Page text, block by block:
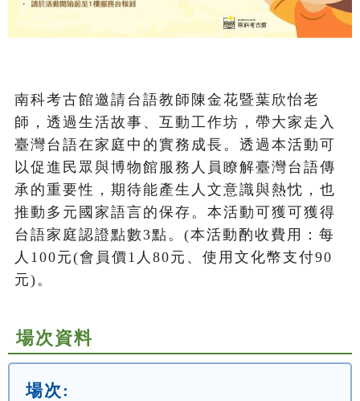
南科考古館邀請台語教師陳金花暨葉欣怡老
師，透過生活故事、互動工作坊，帶大家走入
臺灣台語在家庭中的實務成長。透過本活動可
以促進民眾與博物館服務人員瞭解臺灣台語傳
承的重要性，期待能產生人文意識與熱忱，也
推動多元國家語言的保存。本活動可獲可獲得
台語家庭認證點數3點。(本活動酌收費用：每
人100元(會員價1人80元、使用文化幣支付90
元)。
場次資料
場次: